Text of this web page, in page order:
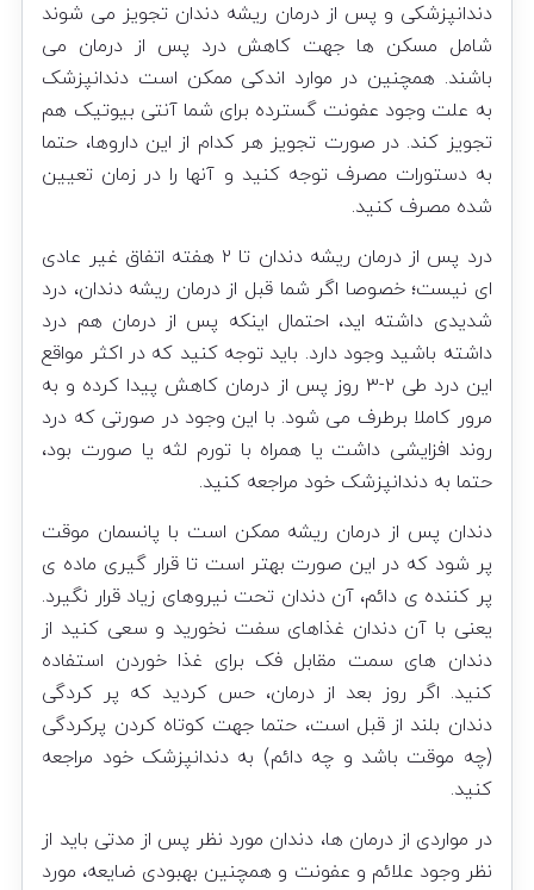
دندانپزشکی و پس از درمان ریشه دندان تجویز می شوند
شامل مسکن ها جهت کاهش درد پس از درمان می
باشند. همچنین در موارد اندکی ممکن است دندانپزشک
به علت وجود عفونت گسترده برای شما آنتی بیوتیک هم
تجویز کند. در صورت تجویز هر کدام از این داروها، حتما
به دستورات مصرف توجه کنید و آنها را در زمان تعیین
شده مصرف کنید.
درد پس از درمان ریشه دندان تا ۲ هفته اتفاق غیر عادی
ای نیست؛ خصوصا اگر شما قبل از درمان ریشه دندان، درد
شدیدی داشته اید، احتمال اینکه پس از درمان هم درد
داشته باشید وجود دارد. باید توجه کنید که در اکثر مواقع
این درد طی ۲-۳ روز پس از درمان کاهش پیدا کرده و به
مرور کاملا برطرف می شود. با این وجود در صورتی که درد
روند افزایشی داشت یا همراه با تورم لثه یا صورت بود،
حتما به دندانپزشک خود مراجعه کنید.
دندان پس از درمان ریشه ممکن است با پانسمان موقت
پر شود که در این صورت بهتر است تا قرار گیری ماده ی
پر کننده ی دائم، آن دندان تحت نیروهای زیاد قرار نگیرد.
یعنی با آن دندان غذاهای سفت نخورید و سعی کنید از
دندان های سمت مقابل فک برای غذا خوردن استفاده
کنید. اگر روز بعد از درمان، حس کردید که پر کردگی
دندان بلند از قبل است، حتما جهت کوتاه کردن پرکردگی
(چه موقت باشد و چه دائم) به دندانپزشک خود مراجعه
کنید.
در مواردی از درمان ها، دندان مورد نظر پس از مدتی باید از
نظر وجود علائم و عفونت و همچنین بهبودی ضایعه، مورد